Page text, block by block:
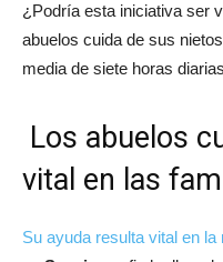
¿Podría esta iniciativa ser
abuelos cuida de sus
media de siete horas diarias
Los abuelos
vital en las
Su ayuda resulta vital en la